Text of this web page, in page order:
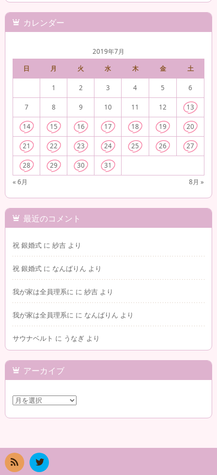
カレンダー
2019年7月
日
月 火 水 木 金 土
« 6月 8月 »
1 2 3 4 5 6
7 8 9 10 11 12 13
14 15 16 17 18 19 20
21 22 23 24 25 26 27
28 29 30 31
最近のコメント
祝 銀婚式 に 紗吉 より
祝 銀婚式 に なんばりん より
我が家は全員理系に に 紗吉 より
我が家は全員理系に に なんばりん より
サウナベルト に うなぎ より
アーカイブ
ア
カ